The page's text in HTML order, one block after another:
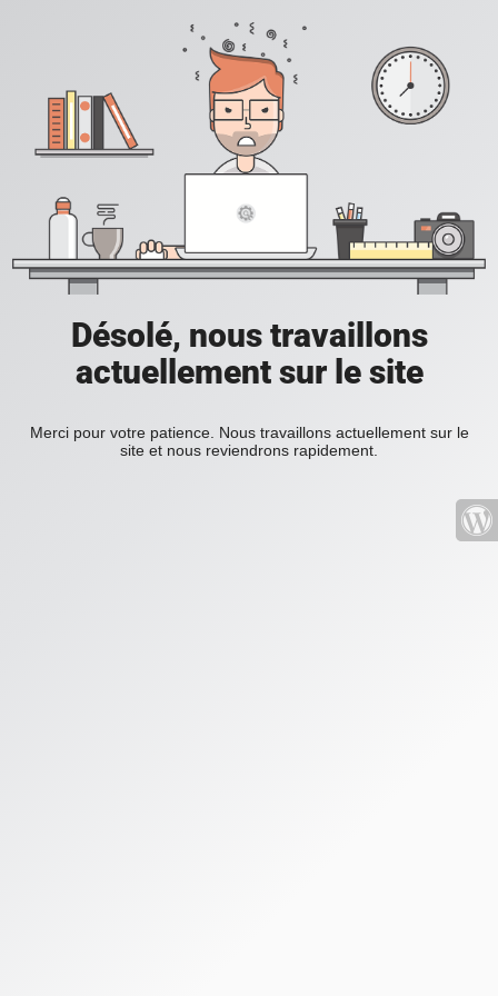
Désolé, nous travaillons
actuellement sur le site
Merci pour votre patience. Nous travaillons actuellement sur le
site et nous reviendrons rapidement.